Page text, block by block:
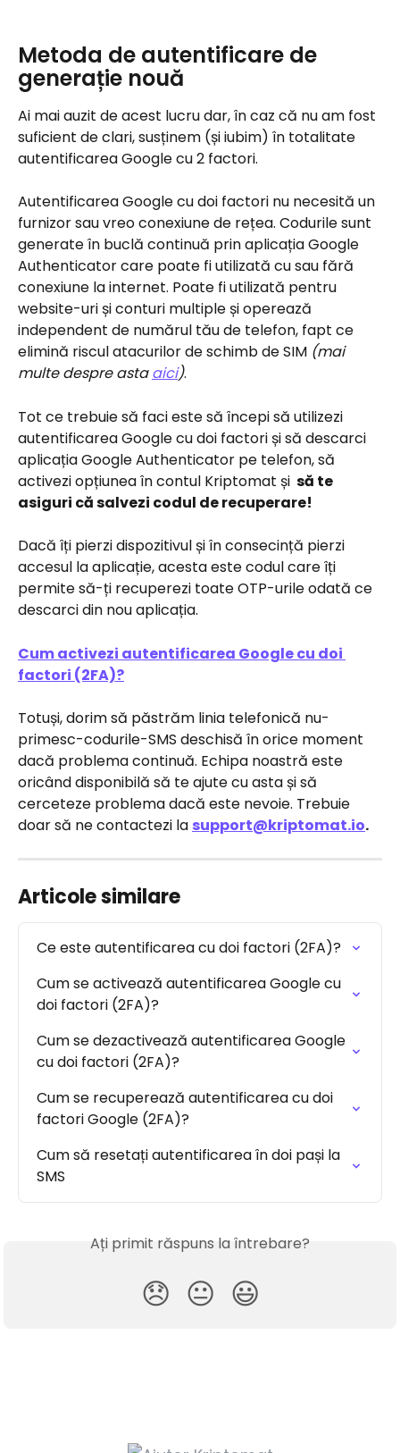
Metoda de autentificare de
generație nouă
Ai mai auzit de acest lucru dar, în caz că nu am fost
suficient de clari, susținem (și iubim) în totalitate
autentificarea Google cu 2 factori.
Autentificarea Google cu doi factori nu necesită un
furnizor sau vreo conexiune de rețea. Codurile sunt
generate în buclă continuă prin aplicația Google
Authenticator care poate fi utilizată cu sau fără
conexiune la internet. Poate fi utilizată pentru
website-uri și conturi multiple și operează
independent de numărul tău de telefon, fapt ce
elimină riscul atacurilor de schimb de SIM (mai
multe despre asta aici).
Tot ce trebuie să faci este să începi să utilizezi
autentificarea Google cu doi factori și să descarci
aplicația Google Authenticator pe telefon, să
activezi opțiunea în contul Kriptomat și să te
asiguri că salvezi codul de recuperare!
Dacă îți pierzi dispozitivul și în consecință pierzi
accesul la aplicație, acesta este codul care îți
permite să-ți recuperezi toate OTP-urile odată ce
descarci din nou aplicația.
Cum activezi autentificarea Google cu doi
factori (2FA)?
Totuși, dorim să păstrăm linia telefonică nu-
primesc-codurile-SMS deschisă în orice moment
dacă problema continuă. Echipa noastră este
oricând disponibilă să te ajute cu asta și să
cerceteze problema dacă este nevoie. Trebuie
doar să ne contactezi la support@kriptomat.io.
Articole similare
Ce este autentificarea cu doi factori (2FA)?
Cum se activează autentificarea Google cu
doi factori (2FA)?
Cum se dezactivează autentificarea Google
cu doi factori (2FA)?
Cum se recuperează autentificarea cu doi
factori Google (2FA)?
Cum să resetați autentificarea în doi pași la
SMS
Ați primit răspuns la întrebare?
😞 😐 😃